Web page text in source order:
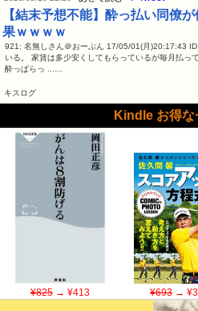
【結末予想不能】酔っ払い同僚
果ｗｗｗｗ
921: 名無しさん＠おーぷん 17/05/01(月)20:17:43
いる。 家賃は多少安くしてもらっているが毎月払っ
酔っぱらっ ...…
キスログ
Kindle お得な
¥825→ ¥413 ¥693→